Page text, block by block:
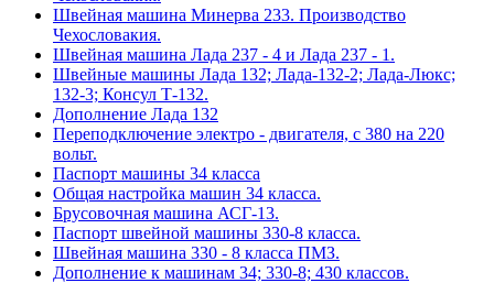
Швейная машина Минерва 233. Производство
Чехословакия.
Швейная машина Лада 237 - 4 и Лада 237 - 1.
Швейные машины Лада 132; Лада-132-2; Лада-Люкс;
132-3; Консул Т-132.
Дополнение Лада 132
Переподключение электро - двигателя, с 380 на 220
вольт.
Паспорт машины 34 класса
Общая настройка машин 34 класса.
Брусовочная машина АСГ-13.
Паспорт швейной машины 330-8 класса.
Швейная машина 330 - 8 класса ПМЗ.
Дополнение к машинам 34; 330-8; 430 классов.